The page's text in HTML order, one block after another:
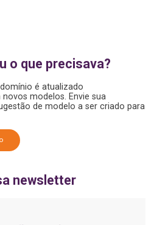
o que precisava?
é atualizado
modelos. Envie sua
de modelo a ser criado para
newsletter